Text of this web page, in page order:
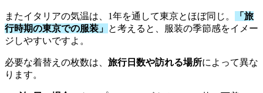
またイタリアの気温は、1年を通して東京とほぼ同じ。
「旅
行時期の東京での服装」 と考えると、服装の季節感をイメー
ジしやすいですよ。
必要な着替えの枚数は、 旅行日数や訪れる場所によって異な
ります。